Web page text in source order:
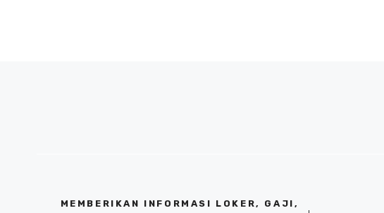
MEMBERIKAN INFORMASI LOKER, GAJI,